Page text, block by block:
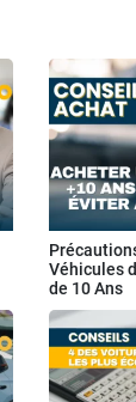
Véhicules
de 10 Ans